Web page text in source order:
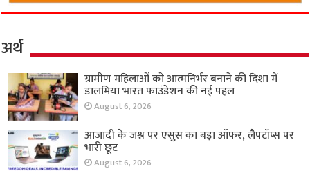
अर्थ
ग्रामीण महिलाओं को आत्मनिर्भर बनाने की दिशा में
डालमिया भारत फाउंडेशन की नई पहल
August 6, 2026
आजादी के जश्न पर एसुस का बड़ा ऑफर, लैपटॉप्स पर
भारी छूट
August 6, 2026